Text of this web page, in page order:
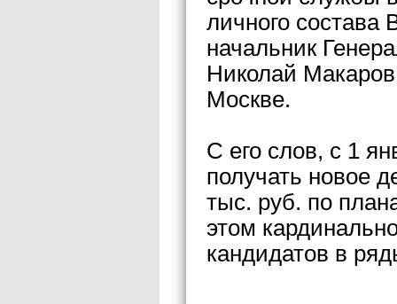
личного
начальник
Николай
Москве.
С его слов, с 1
получать новое
тыс. руб. по
этом
кандидатов в